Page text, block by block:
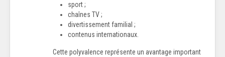
sport ;
chaînes TV ;
divertissement familial ;
contenus internationaux.
Cette polyvalence représente un avantage important